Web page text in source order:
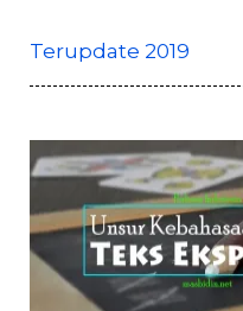
Terupdate 2019